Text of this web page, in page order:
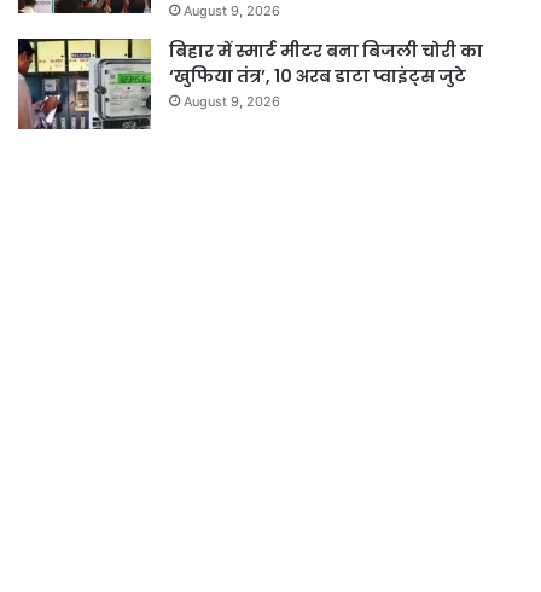
August 9, 2026
बिहार में स्मार्ट मीटर बना बिजली चोरी का
‘खुफिया तंत्र’, 10 अरब डाटा प्वाइंट्स जुटे
August 9, 2026